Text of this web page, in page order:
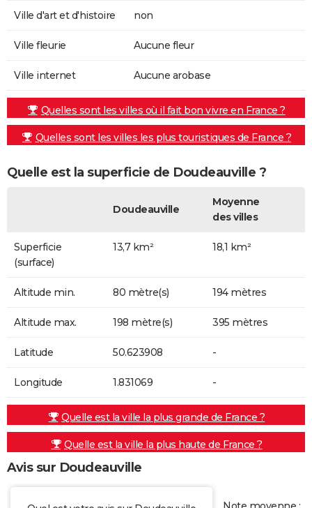
Ville d'art et d'histoire non
Ville fleurie Aucune fleur
Ville internet Aucune arobase
Quelles sont les villes où il fait bon vivre en France ?
Quelles sont les villes les plus touristiques de France ?
Quelle est la superficie de Doudeauville ?
Doudeauville
Moyenne
des villes
Superficie
(surface)
13,7 km² 18,1 km²
Altitude min. 80 mètre(s) 194 mètres
Altitude max. 198 mètre(s) 395 mètres
Latitude 50.623908 -
Longitude 1.831069 -
Quelle est la ville la plus grande de France ?
Quelle est la ville la plus haute de France ?
Avis sur Doudeauville